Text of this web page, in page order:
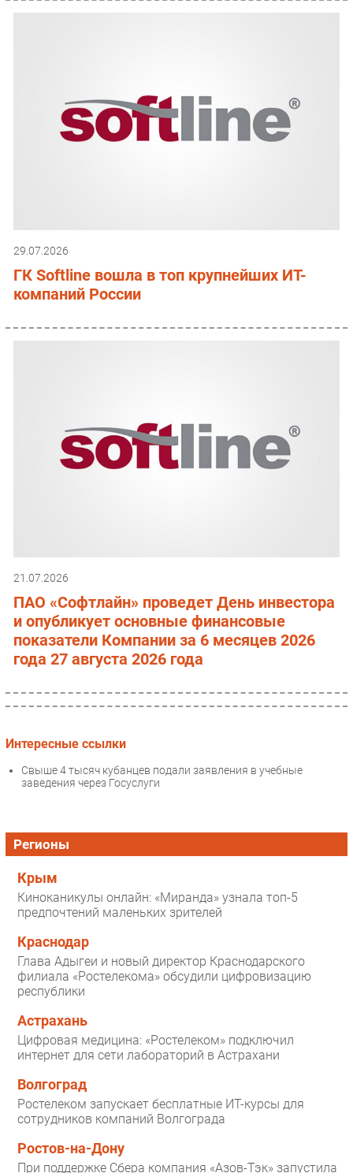
29.07.2026
ГК Softline вошла в топ крупнейших ИТ-
компаний России
21.07.2026
ПАО «Софтлайн» проведет День инвестора
и опубликует основные финансовые
показатели Компании за 6 месяцев 2026
года 27 августа 2026 года
Интересные ссылки
Свыше 4 тысяч кубанцев подали заявления в учебные
заведения через Госуслуги
Регионы
Крым
Киноканикулы онлайн: «Миранда» узнала топ-5
предпочтений маленьких зрителей
Краснодар
Глава Адыгеи и новый директор Краснодарского
филиала «Ростелекома» обсудили цифровизацию
республики
Астрахань
Цифровая медицина: «Ростелеком» подключил
интернет для сети лабораторий в Астрахани
Волгоград
Ростелеком запускает бесплатные ИТ-курсы для
сотрудников компаний Волгограда
Ростов-на-Дону
При поддержке Сбера компания «Азов-Тэк» запустила